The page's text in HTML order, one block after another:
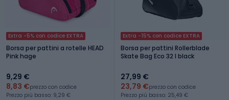
Extra -5% con codice EXTRA
Borsa per pattini a rotelle HEAD
Pink hage
9,29 €
8,83 €prezzo con codice
Prezzo più basso: 9,29 €
Extra -15% con codice EXTRA
Borsa per pattini Rollerblade
Skate Bag Eco 32 l black
27,99 €
23,79 €prezzo con codice
Prezzo più basso: 25,49 €